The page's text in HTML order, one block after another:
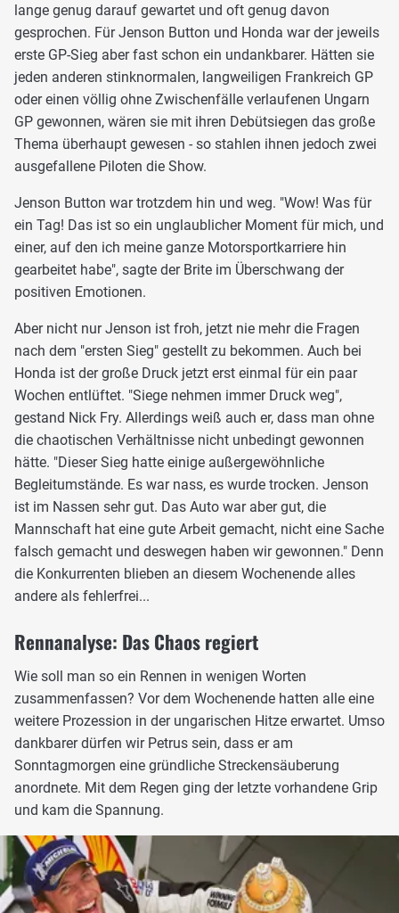
lange genug darauf gewartet und oft genug davon
gesprochen. Für Jenson Button und Honda war der jeweils
erste GP-Sieg aber fast schon ein undankbarer. Hätten sie
jeden anderen stinknormalen, langweiligen Frankreich GP
oder einen völlig ohne Zwischenfälle verlaufenen Ungarn
GP gewonnen, wären sie mit ihren Debütsiegen das große
Thema überhaupt gewesen - so stahlen ihnen jedoch zwei
ausgefallene Piloten die Show.
Jenson Button war trotzdem hin und weg. "Wow! Was für
ein Tag! Das ist so ein unglaublicher Moment für mich, und
einer, auf den ich meine ganze Motorsportkarriere hin
gearbeitet habe", sagte der Brite im Überschwang der
positiven Emotionen.
Aber nicht nur Jenson ist froh, jetzt nie mehr die Fragen
nach dem "ersten Sieg" gestellt zu bekommen. Auch bei
Honda ist der große Druck jetzt erst einmal für ein paar
Wochen entlüftet. "Siege nehmen immer Druck weg",
gestand Nick Fry. Allerdings weiß auch er, dass man ohne
die chaotischen Verhältnisse nicht unbedingt gewonnen
hätte. "Dieser Sieg hatte einige außergewöhnliche
Begleitumstände. Es war nass, es wurde trocken. Jenson
ist im Nassen sehr gut. Das Auto war aber gut, die
Mannschaft hat eine gute Arbeit gemacht, nicht eine Sache
falsch gemacht und deswegen haben wir gewonnen." Denn
die Konkurrenten blieben an diesem Wochenende alles
andere als fehlerfrei...
Rennanalyse: Das Chaos regiert
Wie soll man so ein Rennen in wenigen Worten
zusammenfassen? Vor dem Wochenende hatten alle eine
weitere Prozession in der ungarischen Hitze erwartet. Umso
dankbarer dürfen wir Petrus sein, dass er am
Sonntagmorgen eine gründliche Streckensäuberung
anordnete. Mit dem Regen ging der letzte vorhandene Grip
und kam die Spannung.